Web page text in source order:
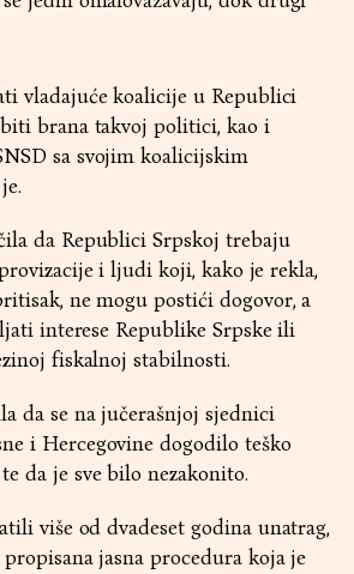
vladajuće koalicije u Republici
brana takvoj politici, kao i
sa svojim koalicijskim
da Republici Srpskoj trebaju
i ljudi koji, kako je rekla,
ne mogu postići dogovor, a
interese Republike Srpske ili
fiskalnoj stabilnosti.
da se na jučerašnjoj sjednici
i Hercegovine dogodilo teško
da je sve bilo nezakonito.
više od dvadeset godina unatrag,
jasna procedura koja je